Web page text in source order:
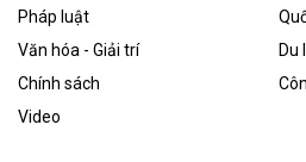
Pháp luật
Văn hóa - Giải trí
Du
Chính sách
Video